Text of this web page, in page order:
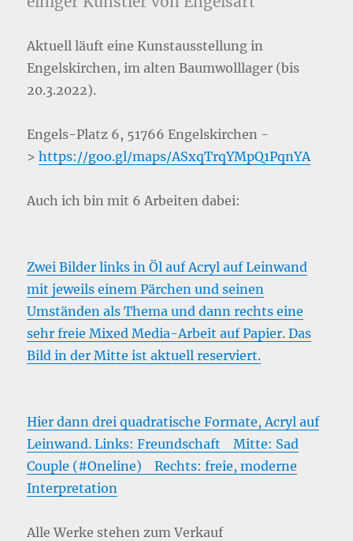
Aktuell läuft eine Kunstausstellung in
Engelskirchen, im alten Baumwolllager (bis
20.3.2022).
Engels-Platz 6, 51766 Engelskirchen -
>https://goo.gl/maps/ASxqTrqYMpQ1PqnYA
Auch ich bin mit 6 Arbeiten dabei:
Zwei Bilder links in Öl auf Acryl auf Leinwand
mit jeweils einem Pärchen und seinen
Umständen als Thema und dann rechts eine
sehr freie Mixed Media-Arbeit auf Papier. Das
Bild in der Mitte ist aktuell reserviert.
Hier dann drei quadratische Formate, Acryl auf
Leinwand. Links: Freundschaft Mitte: Sad
Couple (#Oneline) Rechts: freie, moderne
Interpretation
Alle Werke stehen zum Verkauf